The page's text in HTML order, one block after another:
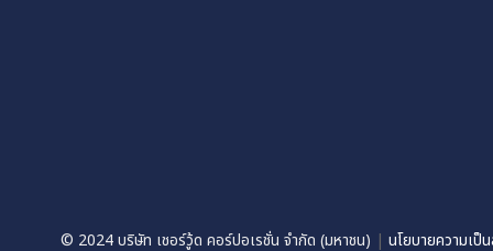
© 2024 บริษัท เชอร์วู้ด คอร์ปอเรชั่น จำกัด (มหาชน) |นโยบายความเป็